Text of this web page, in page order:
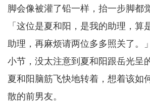
脚会像被灌了铅一样，抬一步脚都
「这位是夏和阳，是我的助理，算
助理，再麻烦请两位多多照关了。
小节，没太注意到夏和阳跟岳光呈
夏和阳脑筋飞快地转着，想着该如
散的前男友。